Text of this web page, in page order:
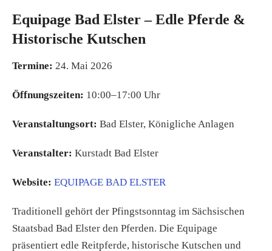
Equipage Bad Elster – Edle Pferde &
Historische Kutschen
Termine: 24. Mai 2026
Öffnungszeiten: 10:00–17:00 Uhr
Veranstaltungsort: Bad Elster, Königliche Anlagen
Veranstalter: Kurstadt Bad Elster
Website: EQUIPAGE BAD ELSTER
Traditionell gehört der Pfingstsonntag im Sächsischen
Staatsbad Bad Elster den Pferden. Die Equipage
präsentiert edle Reitpferde, historische Kutschen und